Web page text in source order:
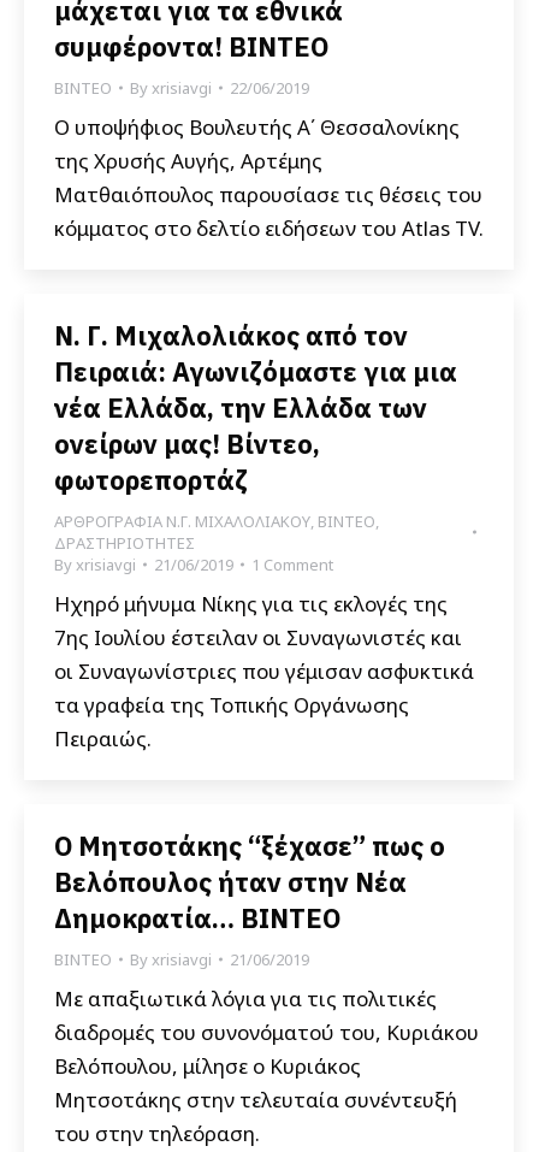
μάχεται για τα εθνικά
συμφέροντα! ΒΙΝΤΕΟ
ΒΙΝΤΕΟ Byxrisiavgi 22/06/2019
Ο υποψήφιος Βουλευτής Α΄ Θεσσαλονίκης
της Χρυσής Αυγής, Αρτέμης
Ματθαιόπουλος παρουσίασε τις θέσεις του
κόμματος στο δελτίο ειδήσεων του Atlas TV.
Ν. Γ. Μιχαλολιάκος από τον
Πειραιά: Αγωνιζόμαστε για μια
νέα Ελλάδα, την Ελλάδα των
ονείρων μας! Βίντεο,
φωτορεπορτάζ
ΑΡΘΡΟΓΡΑΦΙΑ Ν.Γ. ΜΙΧΑΛΟΛΙΑΚΟΥ, ΒΙΝΤΕΟ,
ΔΡΑΣΤΗΡΙΟΤΗΤΕΣ
Byxrisiavgi 21/06/2019 1 Comment
Ηχηρό μήνυμα Νίκης για τις εκλογές της
7ης Ιουλίου έστειλαν οι Συναγωνιστές και
οι Συναγωνίστριες που γέμισαν ασφυκτικά
τα γραφεία της Τοπικής Οργάνωσης
Πειραιώς.
Ο Μητσοτάκης “ξέχασε” πως ο
Βελόπουλος ήταν στην Νέα
Δημοκρατία… ΒΙΝΤΕΟ
ΒΙΝΤΕΟ Byxrisiavgi 21/06/2019
Με απαξιωτικά λόγια για τις πολιτικές
διαδρομές του συνονόματού του, Κυριάκου
Βελόπουλου, μίλησε ο Κυριάκος
Μητσοτάκης στην τελευταία συνέντευξή
του στην τηλεόραση.